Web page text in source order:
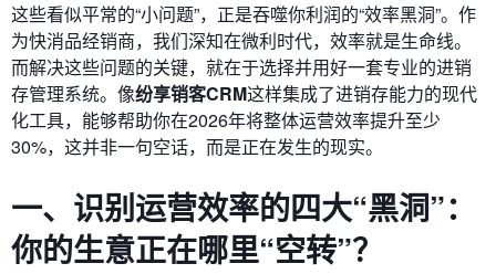
这些看似平常的“小问题”，正是吞噬你利润的“效率黑洞”。作
为快消品经销商，我们深知在微利时代，效率就是生命线。
而解决这些问题的关键，就在于选择并用好一套专业的进销
存管理系统。像纷享销客CRM这样集成了进销存能力的现代
化工具，能够帮助你在2026年将整体运营效率提升至少
30%，这并非一句空话，而是正在发生的现实。
一、识别运营效率的四大“黑洞”：
你的生意正在哪里“空转”？